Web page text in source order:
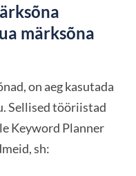
märksõna
on aeg kasutada
Sellised tööriistad
Keyword Planner
sh: